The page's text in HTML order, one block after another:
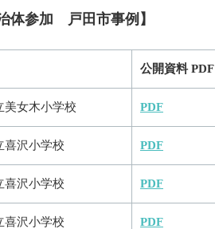
体参加 戸田市事例】
公開資料 PDF
美女木小学校 PDF
喜沢小学校 PDF
喜沢小学校 PDF
喜沢小学校 PDF